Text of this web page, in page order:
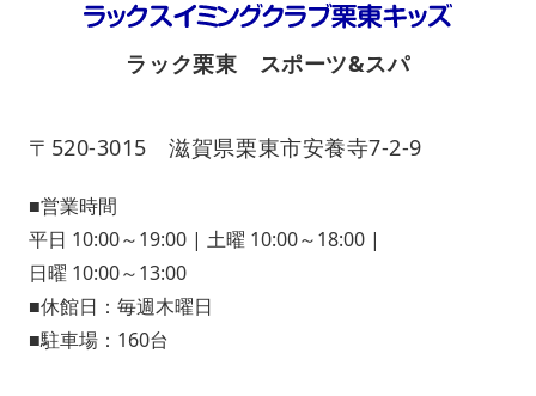
ラック栗東 スポーツ&スパ
〒520-3015 滋賀県栗東市安養寺7-2-9
■営業時間
平日 10:00～19:00 | 土曜 10:00～18:00 |
日曜 10:00～13:00
■休館日：毎週木曜日
■駐車場：160台